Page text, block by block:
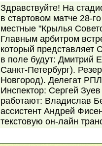
Здравствуйте! На
в стартовом матче 28-
местные "Крылья
Главным арбитром
который представляет
в поле будут: Дмитрий
Санкт-Петербург).
Новгород). Делегат
Инспектор: Сергей
работают: Владислав
ассистент Андрей
текстовую он-лайн